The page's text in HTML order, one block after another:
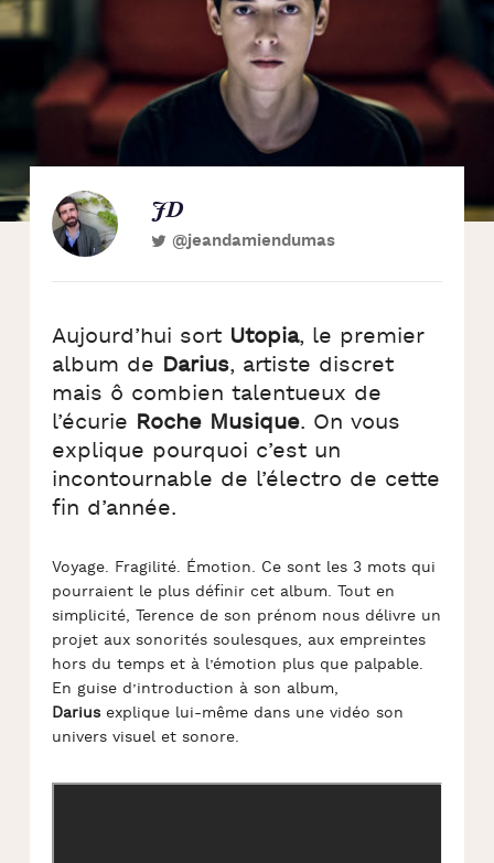
JD
@jeandamiendumas
Aujourd’hui sort Utopia, le premier
album de Darius, artiste discret
mais ô combien talentueux de
l’écurie Roche Musique. On vous
explique pourquoi c’est un
incontournable de l’électro de cette
fin d’année.
Voyage. Fragilité. Émotion. Ce sont les 3 mots qui
pourraient le plus définir cet album. Tout en
simplicité, Terence de son prénom nous délivre un
projet aux sonorités soulesques, aux empreintes
hors du temps et à l’émotion plus que palpable.
En guise d’introduction à son album,
Dariusexplique lui-même dans une vidéo son
univers visuel et sonore.